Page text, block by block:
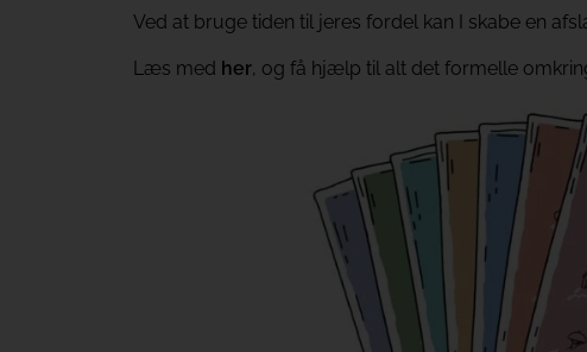
Ved at bruge tiden til jeres fordel kan I skabe en
Læs med her, og få hjælp til alt det formelle